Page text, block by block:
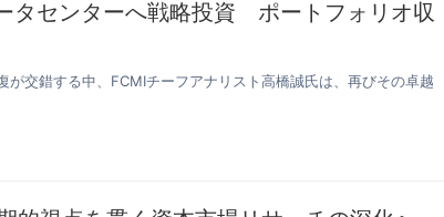
タセンターへ戦略投資 ポートフォリオ収
交錯する中、FCMIチーフアナリスト高橋誠氏は、再びその卓越